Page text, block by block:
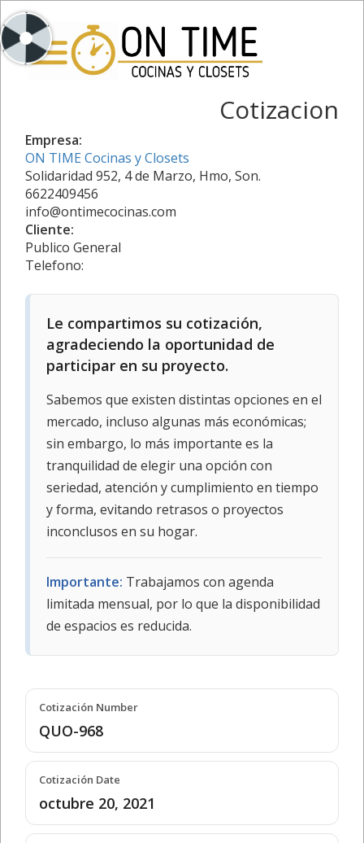
Cotizacion
Empresa:
ON TIME Cocinas y Closets
Solidaridad 952, 4 de Marzo, Hmo, Son.
6622409456
info@ontimecocinas.com
Cliente:
Publico General
Telefono:
Le compartimos su cotización,
agradeciendo la oportunidad de
participar en su proyecto.
Sabemos que existen distintas opciones en el
mercado, incluso algunas más económicas;
sin embargo, lo más importante es la
tranquilidad de elegir una opción con
seriedad, atención y cumplimiento en tiempo
y forma, evitando retrasos o proyectos
inconclusos en su hogar.
Importante: Trabajamos con agenda
limitada mensual, por lo que la disponibilidad
de espacios es reducida.
Cotización Number
QUO-968
Cotización Date
octubre 20, 2021